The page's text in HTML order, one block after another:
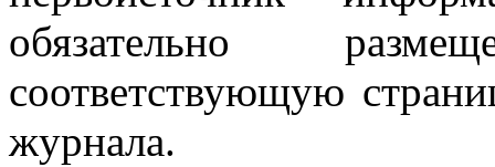
обязательно
соответствующую
журнала.